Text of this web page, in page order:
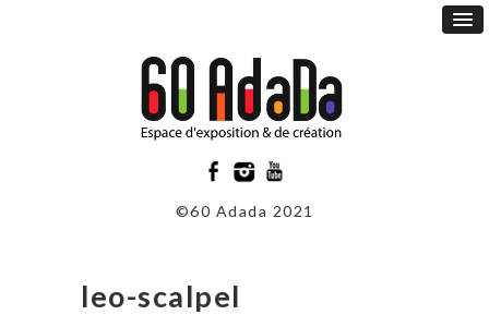
©60 Adada 2021
leo-scalpel